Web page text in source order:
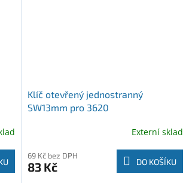
Klíč otevřený jednostranný
SW13mm pro 3620
Externí sklad
69 Kč bez DPH
83 Kč DO KOŠÍKU